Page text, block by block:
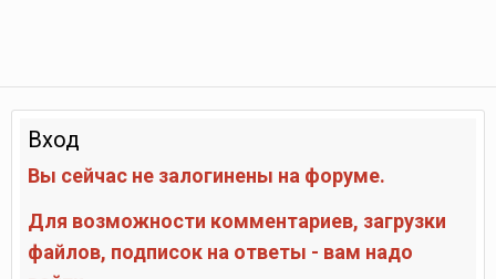
Вход
Вы сейчас не залогинены на форуме.
Для возможности комментариев, загрузки
файлов, подписок на ответы - вам надо